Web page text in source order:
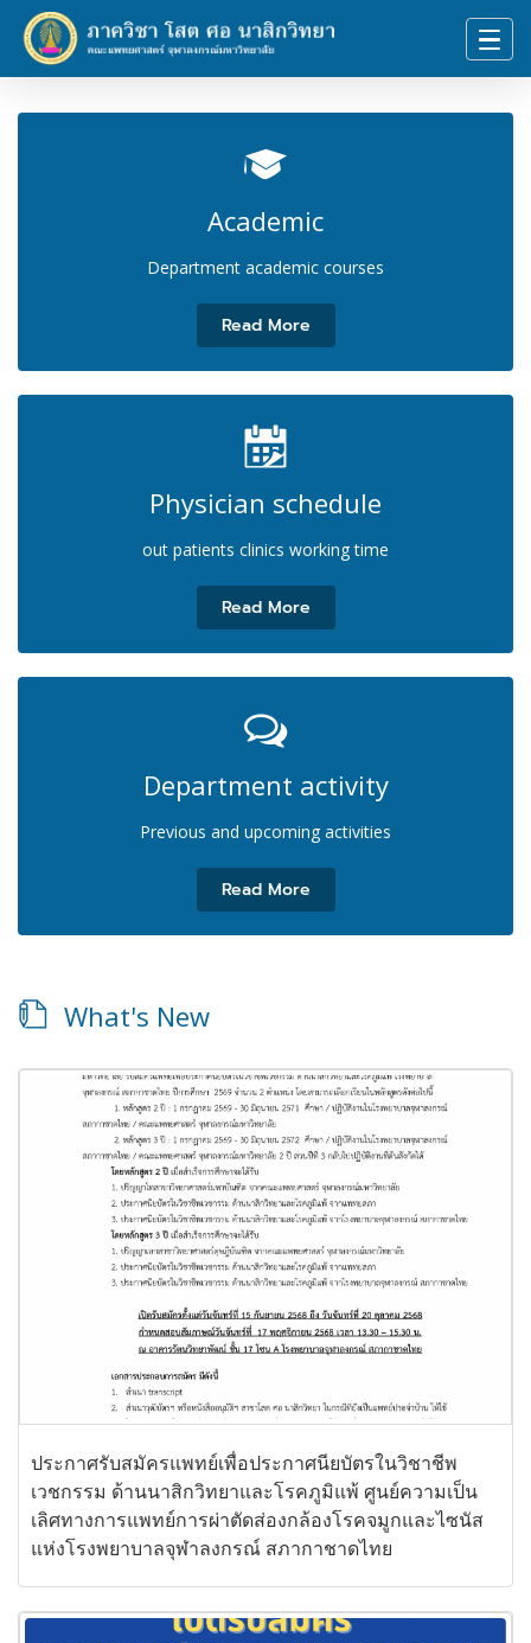
Academic
Department academic courses
Read More
Physician schedule
out patients clinics working time
Read More
Department activity
Previous and upcoming activities
Read More
What's New
ประกาศรับสมัครแพทย์เพื่อประกาศนียบัตรในวิชาชีพ
เวชกรรม ด้านนาสิกวิทยาและโรคภูมิแพ้ ศูนย์ความเป็น
เลิศทางการแพทย์การผ่าตัดส่องกล้องโรคจมูกและไซนัส
แห่งโรงพยาบาลจุฬาลงกรณ์ สภากาชาดไทย